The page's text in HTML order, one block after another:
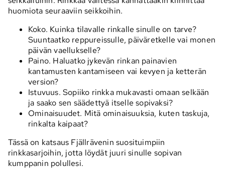
huomiota seuraaviin seikkoihin.
Koko. Kuinka tilavalle rinkalle sinulle on tarve?
Suuntaatko reppureissulle, päiväretkelle vai monen
päivän vaellukselle?
Paino. Haluatko jykevän rinkan painavien
kantamusten kantamiseen vai kevyen ja ketterän
version?
Istuvuus. Sopiiko rinkka mukavasti omaan selkään
ja saako sen säädettyä itselle sopivaksi?
Ominaisuudet. Mitä ominaisuuksia, kuten taskuja,
rinkalta kaipaat?
Tässä on katsaus Fjällrävenin suosituimpiin
rinkkasarjoihin, jotta löydät juuri sinulle sopivan
kumppanin polullesi.